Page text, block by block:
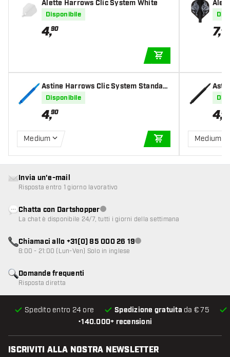
Alette Harrows Clic System White
Disponibile
4,90
Astine Harrows Clic System Standard
Astiness Aqua
Disponibile
4,90
Medium
AGGIUNGI AL
7,55
4,90
Medium
•140.000+ recensioni
Spedito entro 24 ore Spedizione gratuita da € 75
Domande frequenti
Risposta diretta
Invia un'e-mail
Risposta entro 1 giorno lavorativo
Chatta con DartshopperServizio clienti non disponibile
La chat è disponibile 24/7, tutti i giorni della settimana
Chiamaci allo +31(0) 85 000 26 19Servizio clienti non disponibile
8:00 - 21:00 (Lun-Ven) Solo in inglese
ISCRIVITI ALLA NOSTRA NEWSLETTER